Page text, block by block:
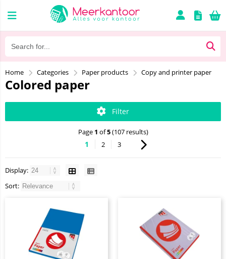
Home Categories Paper products Copy and printer paper
Colored paper
Filter
Page 1 of5(107 results)
1 2 3
Display:
Sort: